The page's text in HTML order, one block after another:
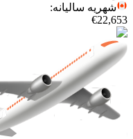
شهریه سالیانه:
€22,653